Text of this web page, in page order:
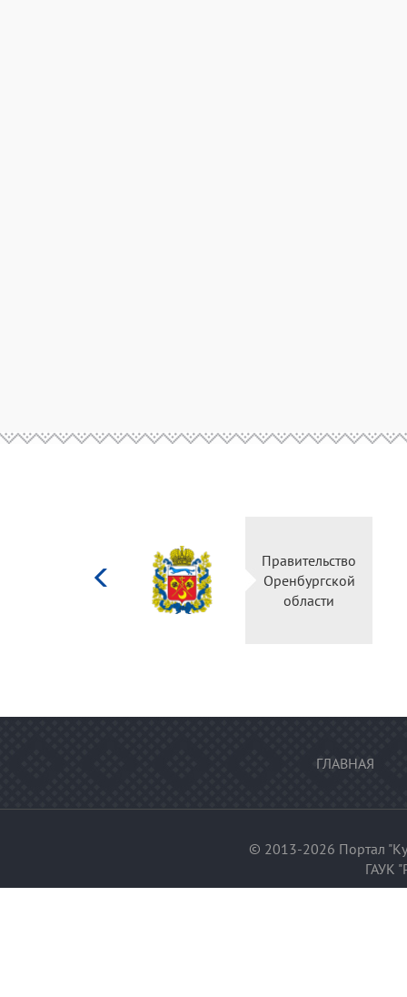
Министерство
культуры
Российской
федерации
ГЛАВНАЯ
© 2013-2026 Портал
ГАУК